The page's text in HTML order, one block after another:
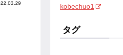
kobechuo1
タグ